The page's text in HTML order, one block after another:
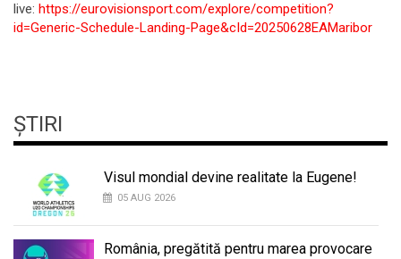
live: https://eurovisionsport.com/explore/competition?
id=Generic-Schedule-Landing-Page&cId=20250628EAMaribor
ȘTIRI
Visul mondial devine realitate la Eugene!
05 AUG 2026
România, pregătită pentru marea provocare